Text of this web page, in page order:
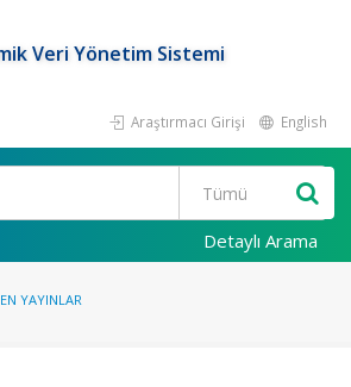
Veri Yönetim Sistemi
Araştırmacı Girişi English
Detaylı Arama
YAYINLAR